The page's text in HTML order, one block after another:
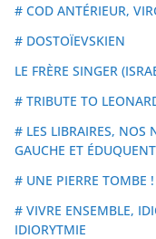
# COD ANTÉRIEUR,
# DOSTOÏEVSKIEN
LE FRÈRE SINGER
# TRIBUTE TO
# LES LIBRAIRES, NOS
GAUCHE ET
# UNE PIERRE TOMBE !
# VIVRE ENSEMBLE,
IDIORYTMIE